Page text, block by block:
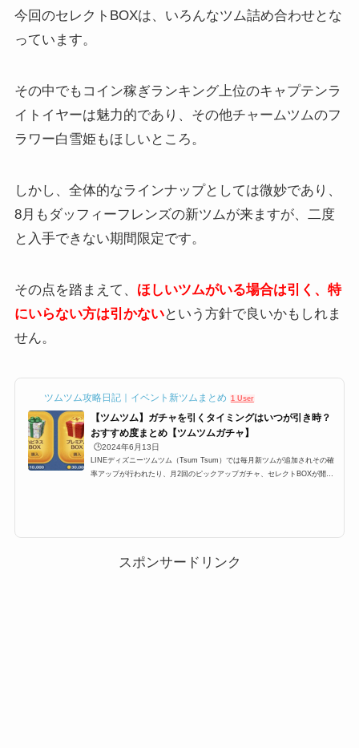
今回のセレクトBOXは、いろんなツム詰め合わせとな
っています。
その中でもコイン稼ぎランキング上位のキャプテンラ
イトイヤーは魅力的であり、その他チャームツムのフ
ラワー白雪姫もほしいところ。
しかし、全体的なラインナップとしては微妙であり、
8月もダッフィーフレンズの新ツムが来ますが、二度
と入手できない期間限定です。
その点を踏まえて、 ほしいツムがいる場合は引く、特
にいらない方は引かないという方針で良いかもしれま
せん。
ツムツム攻略日記｜イベント新ツムまとめ 1 User
【ツムツム】ガチャを引くタイミングはいつが引き時？
おすすめ度まとめ【ツムツムガチャ】
🕒️2024年6月13日
LINEディズニーツムツム（Tsum Tsum）では毎月新ツムが追加されその確
率アップが行われたり、月2回のピックアップガチャ、セレクトBOXが開催
ツム（Tsum Tsum）では毎月新ツムが...
スポンサードリンク